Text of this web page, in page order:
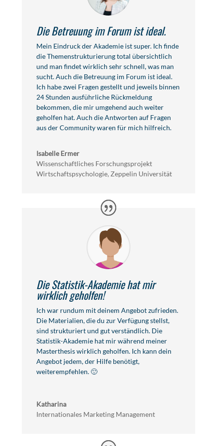
Die Betreuung im Forum ist ideal.
Mein Eindruck der Akademie ist super. Ich finde
die Themenstrukturierung total übersichtlich
und man findet wirklich sehr schnell, was man
sucht. Auch die Betreuung im Forum ist ideal.
Ich habe zwei Fragen gestellt und jeweils binnen
24 Stunden ausführliche Rückmeldung
bekommen, die mir umgehend auch weiter
geholfen hat. Auch die Antworten auf Fragen
aus der Community waren für mich hilfreich.
Isabelle Ermer
Wissenschaftliches Forschungsprojekt
Wirtschaftspsychologie, Zeppelin Universität
Die Statistik-Akademie hat mir
wirklich geholfen!
Ich war rundum mit deinem Angebot zufrieden.
Die Materialien, die du zur Verfügung stellst,
sind strukturiert und gut verständlich. Die
Statistik-Akademie hat mir während meiner
Masterthesis wirklich geholfen. Ich kann dein
Angebot jedem, der Hilfe benötigt,
weiterempfehlen. 🙂
Katharina
Internationales Marketing Management